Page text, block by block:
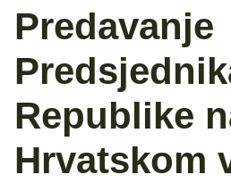
Predavanje
Republike
Hrvatskom